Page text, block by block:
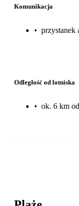
Komunikacja
• przystanek
Odległość od lotniska
• ok. 6 km